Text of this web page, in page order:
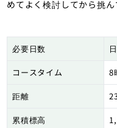
めてよく検討してから挑ん
必要日数
コースタイム 8
距離
累積標高